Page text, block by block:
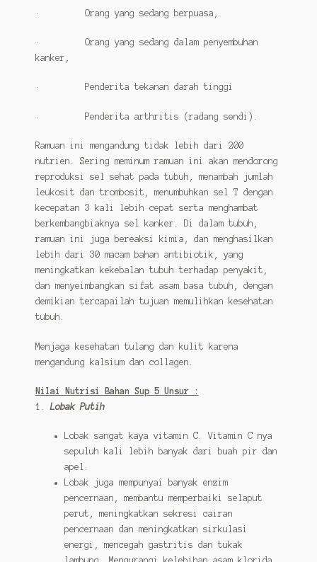
· Orang yang sedang berpuasa,
· Orang yang sedang dalam penyembuhan
kanker,
· Penderita tekanan darah tinggi
· Penderita arthritis (radang sendi).
Ramuan ini mengandung tidak lebih dari 200
nutrien. Sering meminum ramuan ini akan mendorong
reproduksi sel sehat pada tubuh, menambah jumlah
leukosit dan trombosit, menumbuhkan sel T dengan
kecepatan 3 kali lebih cepat serta menghambat
berkembangbiaknya sel kanker. Di dalam tubuh,
ramuan ini juga bereaksi kimia, dan menghasilkan
lebih dari 30 macam bahan antibiotik, yang
meningkatkan kekebalan tubuh terhadap penyakit,
dan menyeimbangkan sifat asam basa tubuh, dengan
demikian tercapailah tujuan memulihkan kesehatan
tubuh.
Menjaga kesehatan tulang dan kulit karena
mengandung kalsium dan collagen.
Nilai Nutrisi Bahan Sup 5 Unsur :
1.
Lobak Putih
Lobak sangat kaya vitamin C. Vitamin C nya
sepuluh kali lebih banyak dari buah pir dan
apel.
Lobak juga mempunyai banyak enzim
pencernaan, membantu memperbaiki selaput
perut, meningkatkan sekresi cairan
pencernaan dan meningkatkan sirkulasi
energi, mencegah gastritis dan tukak